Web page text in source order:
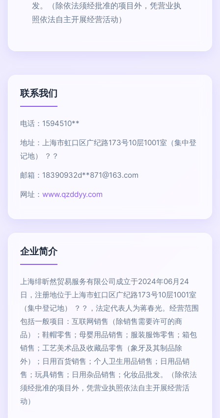
发。（除依法须经批准的项目外，凭营业执
照依法自主开展经营活动）
联系我们
电话：1594510**
地址：上海市虹口区广纪路173号10层1001室（集中登
记地） ？？
邮箱：18390932d**871@163.com
网址： www.qzddyy.com
企业简介
上海绯昕然贸易服务有限公司成立于2024年06月24
日，注册地位于上海市虹口区广纪路173号10层1001室
（集中登记地） ？？，法定代表人为蒋春光。经营范围
包括一般项目：互联网销售（除销售需要许可的商
品）；鞋帽零售；母婴用品销售；服装服饰零售；箱包
销售；工艺美术品及收藏品零售（象牙及其制品除
外）；日用百货销售；个人卫生用品销售；日用品销
售；玩具销售；日用杂品销售；化妆品批发。（除依法
须经批准的项目外，凭营业执照依法自主开展经营活
动）